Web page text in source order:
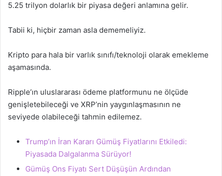
5.25 trilyon dolarlık bir piyasa değeri anlamına gelir.
Tabii ki, hiçbir zaman asla dememeliyiz.
Kripto para hala bir varlık sınıfı/teknoloji olarak emekleme
aşamasında.
Ripple’ın uluslararası ödeme platformunu ne ölçüde
genişletebileceği ve XRP’nin yaygınlaşmasının ne
seviyede olabileceği tahmin edilemez.
Trump’ın İran Kararı Gümüş Fiyatlarını Etkiledi:
Piyasada Dalgalanma Sürüyor!
Gümüş Ons Fiyatı Sert Düşüşün Ardından